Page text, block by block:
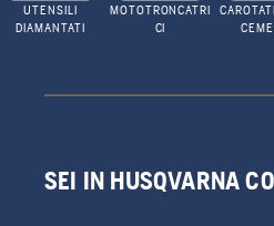
UTENSILI
DIAMANTATI
MOTOTRONCATRI
CI
SEI IN HUSQVARNA